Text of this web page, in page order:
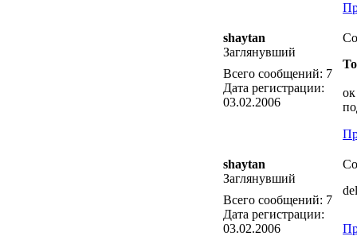
shaytan
Заглянувший
Всего сообщений: 7
Дата регистрации:
03.02.2006
shaytan
Заглянувший
Всего сообщений: 7
Дата регистрации:
03.02.2006